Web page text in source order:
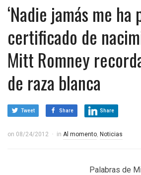
‘Nadie jamás me ha
certificado de
Mitt Romney
de raza blanca
Tweet Share Share
on 08/24/2012 in Al momento, Noticias
Palabras de